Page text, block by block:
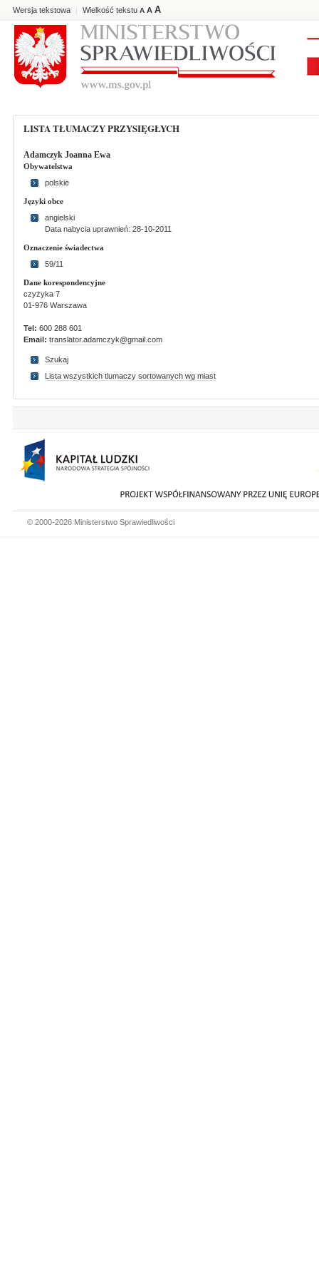
Wersja tekstowa | Wielkość tekstu A A A
LISTA TŁUMACZY PRZYSIĘGŁYCH
Adamczyk Joanna Ewa
Obywatelstwa
polskie
Języki obce
angielski
Data nabycia uprawnień: 28-10-2011
Oznaczenie świadectwa
59/11
Dane korespondencyjne
czyżyka 7
01-976 Warszawa
Tel: 600 288 601
Email: translator.adamczyk@gmail.com
Szukaj
Lista wszystkich tlumaczy sortowanych wg miast
© 2000-2026 Ministerstwo Sprawiedliwości